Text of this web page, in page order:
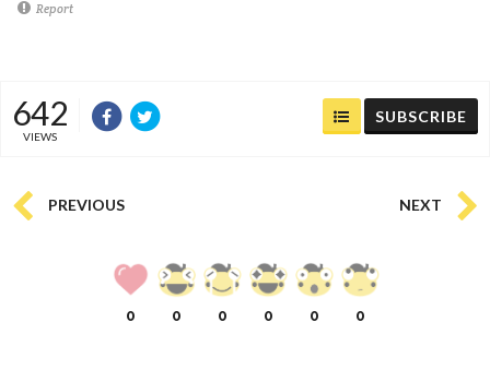
Report
642
VIEWS
SUBSCRIBE
PREVIOUS NEXT
0 0 0 0 0 0